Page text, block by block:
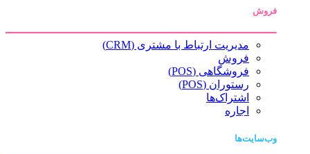
فروش
مدیریت ارتباط با مشتری (CRM)
فروش
فروشگاهی (POS)
رستوران (POS)
اشتراک‌ها
اجاره
وب‌سایت‌ها